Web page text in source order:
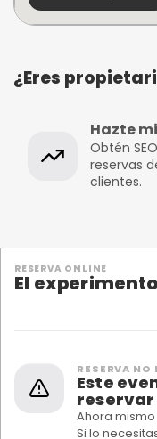
¿Eres
Hazte
Obtén
reservas
clientes.
RESERVA ONLINE
El experimento
RESERVA
Este
reservar
Ahora
Si lo